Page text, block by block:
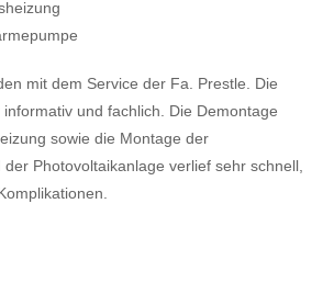
mit dem Service der Fa. Prestle. Die
und fachlich. Die Demontage
sowie die Montage der
Photovoltaikanlage verlief sehr schnell,